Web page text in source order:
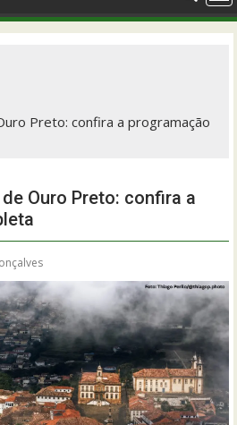
Preto: confira a programação
Ouro Preto: confira a